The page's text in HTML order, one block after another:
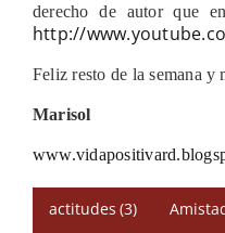
derecho de autor que
http://
Feliz resto de la semana y
actitudes (3)